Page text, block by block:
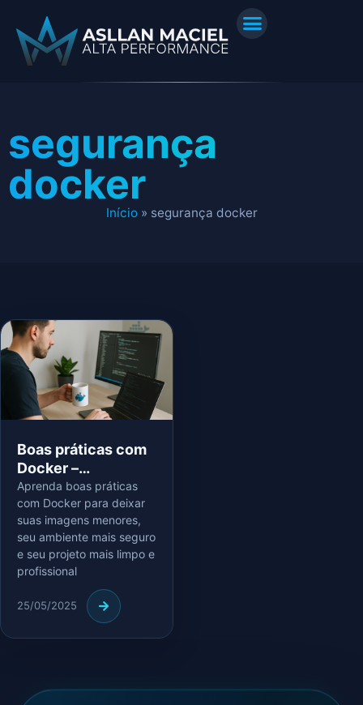
segurança
docker
Início» segurança docker
Boas práticas com
Docker –
Performance,
Segurança e
Organização
Aprenda boas práticas
com Docker para deixar
suas imagens menores,
seu ambiente mais seguro
e seu projeto mais limpo e
profissional
25/05/2025